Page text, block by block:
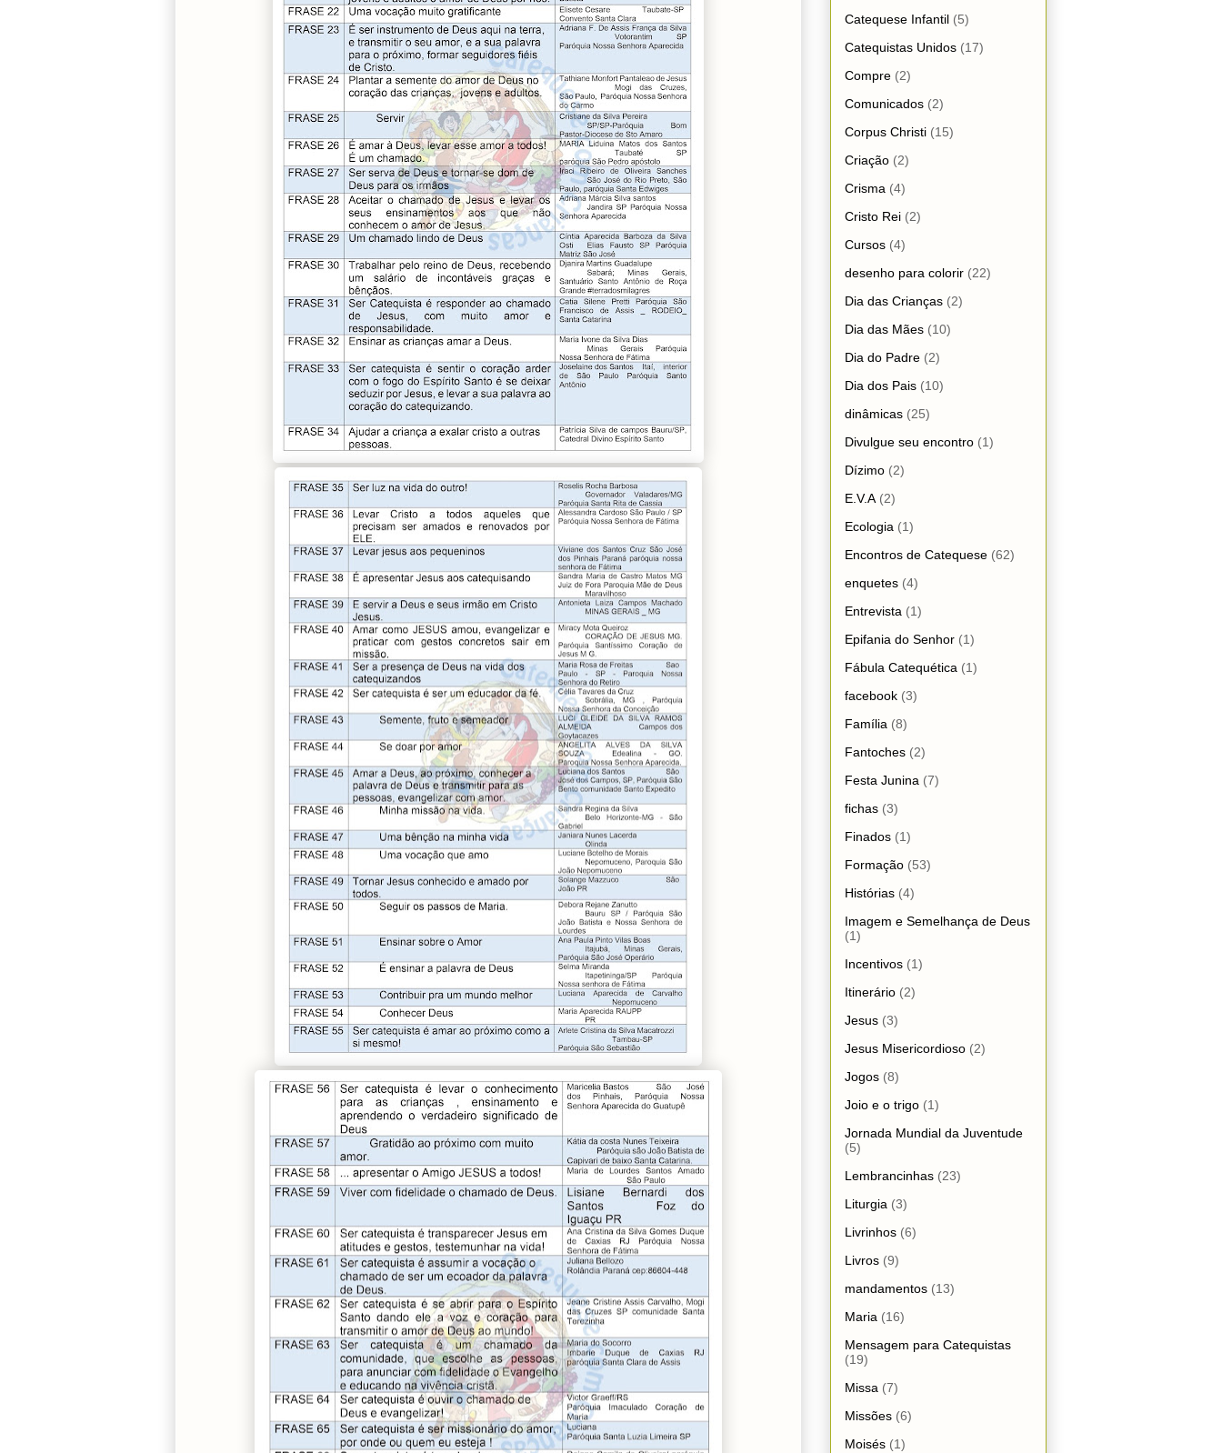
Catequese Infantil (5)
Catequistas Unidos (17)
Compre (2)
Comunicados (2)
Corpus Christi (15)
Criação (2)
Crisma (4)
Cristo Rei (2)
Cursos (4)
desenho para colorir (22)
Dia das Crianças (2)
Dia das Mães (10)
Dia do Padre (2)
Dia dos Pais (10)
dinâmicas (25)
Divulgue seu encontro (1)
Dízimo (2)
E.V.A (2)
Ecologia (1)
Encontros de Catequese (62)
enquetes (4)
Entrevista (1)
Epifania do Senhor (1)
Fábula Catequética (1)
facebook (3)
Família (8)
Fantoches (2)
Festa Junina (7)
fichas (3)
Finados (1)
Formação (53)
Histórias (4)
Imagem e Semelhança de Deus
(1)
Incentivos (1)
Itinerário (2)
Jesus (3)
Jesus Misericordioso (2)
Jogos (8)
Joio e o trigo (1)
Jornada Mundial da Juventude
(5)
Lembrancinhas (23)
Liturgia (3)
Livrinhos (6)
Livros (9)
mandamentos (13)
Maria (16)
Mensagem para Catequistas
(19)
Missa (7)
Missões (6)
Moisés (1)